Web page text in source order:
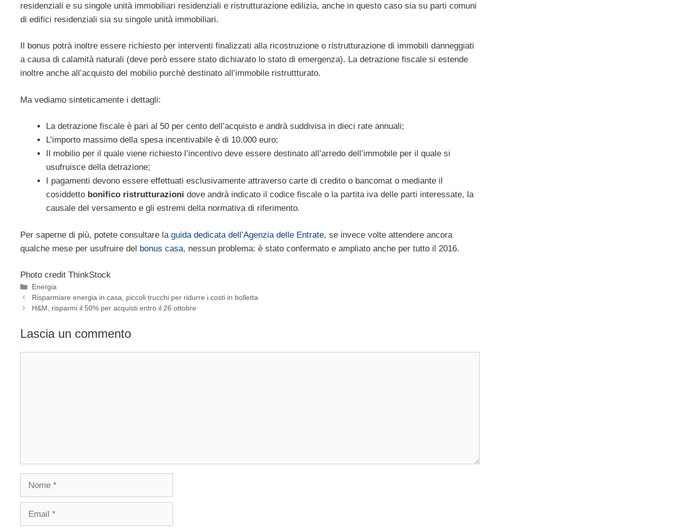
residenziali e su singole unità immobiliari residenziali e ristrutturazione edilizia, anche in questo caso sia su parti comuni
di edifici residenziali sia su singole unità immobiliari.
Il bonus potrà inoltre essere richiesto per interventi finalizzati alla ricostruzione o ristrutturazione di immobili danneggiati
a causa di calamità naturali (deve però essere stato dichiarato lo stato di emergenza). La detrazione fiscale si estende
inoltre anche all’acquisto del mobilio purchè destinato all’immobile ristruttturato.
Ma vediamo sinteticamente i dettagli:
La detrazione fiscale è pari al 50 per cento dell’acquisto e andrà suddivisa in dieci rate annuali;
L’importo massimo della spesa incentivabile è di 10.000 euro;
Il mobilio per il quale viene richiesto l’incentivo deve essere destinato all’arredo dell’immobile per il quale si
usufruisce della detrazione;
I pagamenti devono essere effettuati esclusivamente attraverso carte di credito o bancomat o mediante il
cosiddetto bonifico ristrutturazioni dove andrà indicato il codice fiscale o la partita iva delle parti interessate, la
causale del versamento e gli estremi della normativa di riferimento.
Per saperne di più, potete consultare la guida dedicata dell’Agenzia delle Entrate, se invece volte attendere ancora
qualche mese per usufruire del bonus casa, nessun problema: è stato confermato e ampliato anche per tutto il 2016.
Photo credit ThinkStock
Categorie
Energia
Risparmiare energia in casa, piccoli trucchi per ridurre i costi in bolletta
H&M, risparmi il 50% per acquisti entro il 26 ottobre
Lascia un commento